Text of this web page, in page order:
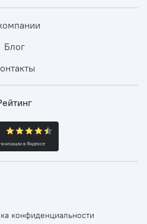
Блог
конфиденциальности